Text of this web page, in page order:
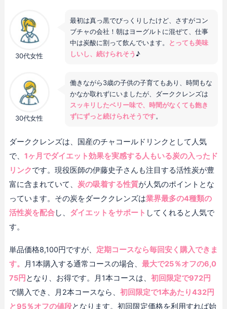
30代女性
最初は真っ黒でびっくりしたけど、さすがコン
ブチャの会社！朝はヨーグルトに混ぜて、仕事
中は炭酸に割って飲んでいます。
とっても美味
しいし、続けられそう ♪
30代女性
働きながら3歳の子供の子育てもあり、時間もな
かなか取れずにいましたが、ダーククレンズは
スッキリしたベリー味で、時間がなくても飽き
ずにずっと続けられそうです。
ダーククレンズは、国産のチャコールドリンクとして人気
で、 1ヶ月でダイエット効果を実感する人もいる炭の入ったド
リンクです。現役医師の伊藤史子さんも注目する活性炭が豊
富に含まれていて、 炭の吸着する性質が人気のポイントとな
っています。その炭をダーククレンズは業界最多の4種類の
活性炭を配合し、 ダイエットをサポート してくれると人気で
す。
単品価格8,100円ですが、 定期コースなら毎回安く購入できま
す。
月1本購入する通常コースの場合、 最大で25％オフの6,0
75円 となり、お得です。月1本コースは、 初回限定で972円
で購入でき、月2本コースなら、 初回限定で1本あたり432円
と95％オフの値段となります。初回限定価格を利用すれば始